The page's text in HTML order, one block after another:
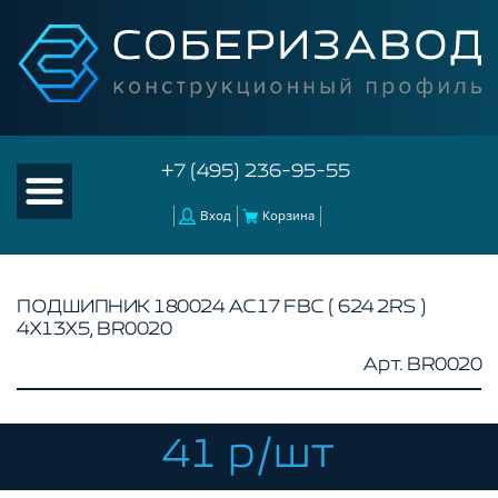
+7 (495) 236-95-55
Вход Корзина
КАТАЛОГ ТОВАРОВ
КОНСТРУКЦИОННЫЙ ПРОФИЛЬ
КОМПЛЕКТУЮЩИЕ К ЧПУ
АКСЕССУАРЫ ДЛЯ V-ПАЗА
ПОДШИПНИК 180024 АС17 FBC ( 624 2RS )
4Х13Х5, BR0020
Арт. BR0020
41 р/шт